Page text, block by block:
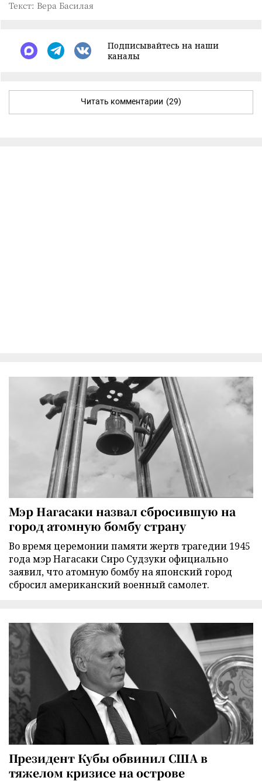
Текст: Вера Басилая
Подписывайтесь на наши
каналы
Читать комментарии (29)
Мэр Нагасаки назвал сбросившую на
город атомную бомбу страну
Во время церемонии памяти жертв трагедии 1945
года мэр Нагасаки Сиро Судзуки официально
заявил, что атомную бомбу на японский город
сбросил американский военный самолет.
Президент Кубы обвинил США в
тяжелом кризисе на острове